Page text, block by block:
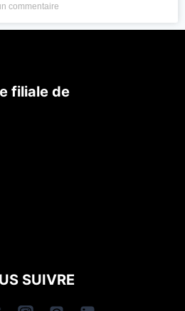
commentaire
filiale de
SUIVRE